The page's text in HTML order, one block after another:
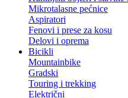
Mikrotalasne pećnice
Aspiratori
Fenovi i prese za kosu
Delovi i oprema
Bicikli
Mountainbike
Gradski
Touring i trekking
Električni